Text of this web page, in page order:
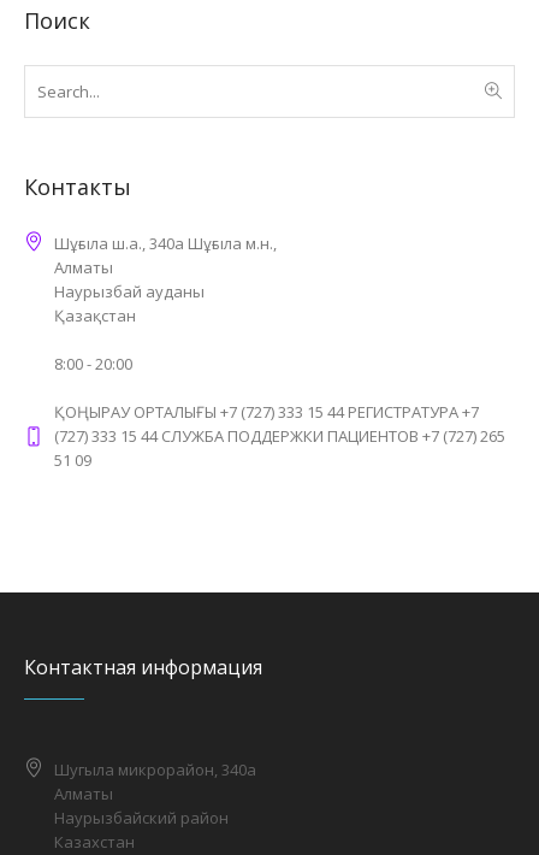
Поиск
Контакты
Шұғыла ш.а., 340а Шұғыла м.н.,
Алматы
Наурызбай ауданы
Қазақстан
8:00 - 20:00
ҚОҢЫРАУ ОРТАЛЫҒЫ +7 (727) 333 15 44 РЕГИСТРАТУРА +7
(727) 333 15 44 СЛУЖБА ПОДДЕРЖКИ ПАЦИЕНТОВ +7 (727) 265
51 09
Контактная информация
Шугыла микрорайон, 340а
Алматы
Наурызбайский район
Казахстан